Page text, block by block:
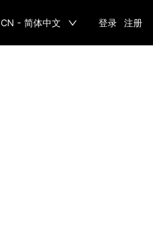
CN - 简体中文 登录 注册